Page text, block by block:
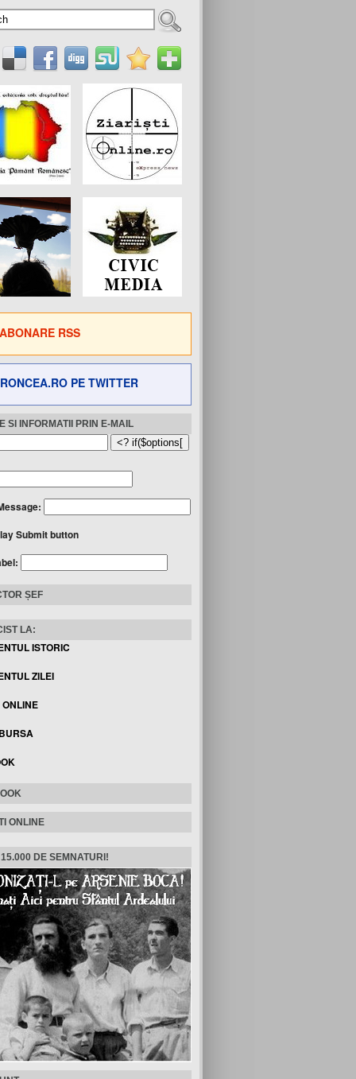
ABONARE RSS
RONCEA.RO PE TWITTER
SI INFORMATII PRIN E-MAIL
Submit button
ȘEF
LA:
ISTORIC
ZILEI
ONLINE
DE SEMNATURI!